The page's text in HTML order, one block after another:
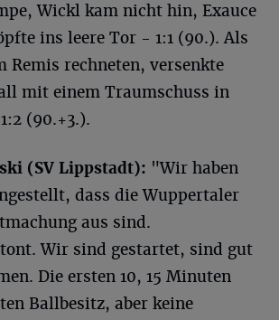
Wickl kam nicht hin, Exauce
ins leere Tor - 1:1 (90.). Als
Remis rechneten, versenkte
mit einem Traumschuss in
(90.+3.).
(SV Lippstadt): "Wir haben
dass die Wuppertaler
aus sind.
Wir sind gestartet, sind gut
Die ersten 10, 15 Minuten
Ballbesitz, aber keine